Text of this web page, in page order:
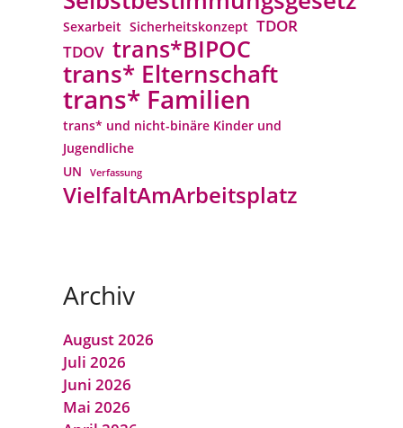
Sexarbeit Sicherheitskonzept TDOR
TDOV trans*BIPOC
trans* Elternschaft
trans* Familien
trans* und nicht-binäre Kinder und
Jugendliche
UN
Verfassung
VielfaltAmArbeitsplatz
Archiv
August 2026
Juli 2026
Juni 2026
Mai 2026